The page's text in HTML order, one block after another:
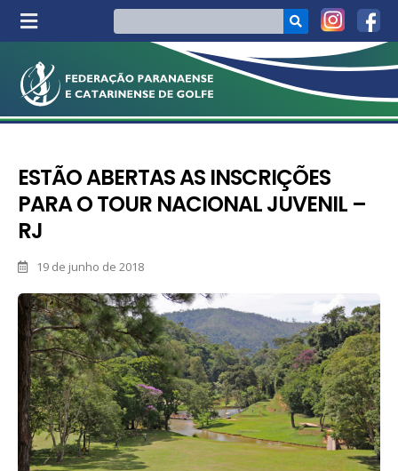
ESTÃO ABERTAS AS INSCRIÇÕES
PARA O TOUR NACIONAL JUVENIL –
RJ
19 de junho de 2018